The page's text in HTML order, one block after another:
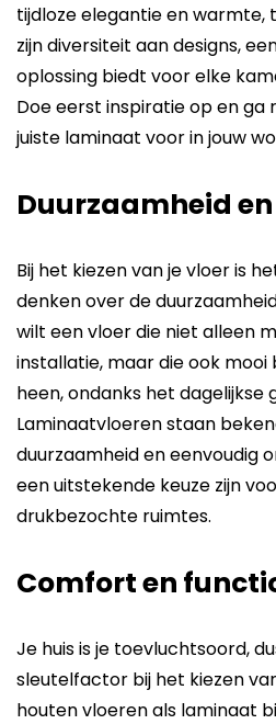
tijdloze elegantie en warmte,
zijn diversiteit aan designs,
oplossing biedt voor elke
Doe eerst inspiratie op en ga
juiste laminaat voor in jouw
Duurzaamheid
Bij het kiezen van je vloer is
denken over de
wilt een vloer die niet alleen
installatie, maar die ook
heen, ondanks het dagelijkse
Laminaatvloeren staan
duurzaamheid en eenvoudig
een uitstekende keuze zijn
drukbezochte ruimtes.
Comfort en
Je huis is je toevluchtsoord,
sleutelfactor bij het kiezen
houten vloeren als laminaat